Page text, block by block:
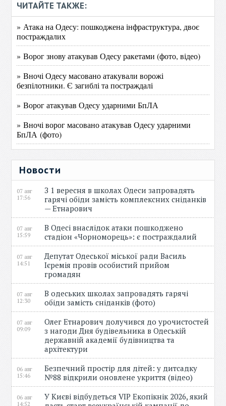
ЧИТАЙТЕ ТАКЖЕ:
» Атака на Одесу: пошкоджена інфраструктура, двоє
постраждалих
» Ворог знову атакував Одесу ракетами (фото, відео)
» Вночі Одесу масовано атакували ворожі
безпілотники. Є загиблі та постраждалі
» Ворог атакував Одесу ударними БпЛА
» Вночі ворог масовано атакував Одесу ударними
БпЛА (фото)
Новости
07 авг
17:56
З 1 вересня в школах Одеси запровадять
гарячі обіди замість комплексних сніданків
— Етнарович
07 авг
15:59
В Одесі внаслідок атаки пошкоджено
стадіон «Чорноморець»: є постраждалий
07 авг
14:51
Депутат Одеської міської ради Василь
Ієремія провів особистий прийом
громадян
07 авг
12:30
В одеських школах запровадять гарячі
обіди замість сніданків (фото)
07 авг
09:09
Олег Етнарович долучився до урочистостей
з нагоди Дня будівельника в Одеській
державній академії будівництва та
архітектури
06 авг
15:46
Безпечний простір для дітей: у дитсадку
№88 відкрили оновлене укриття (відео)
06 авг
14:52
У Києві відбудеться VIP Екопікнік 2026, який